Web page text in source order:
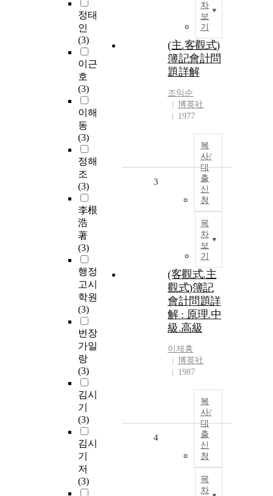
정태
인
(3)
이근
호
(3)
이해
동
(3)
정해
조
(3)
李根
浩
著
(3)
행정
고시
학원
(3)
번장
가일
랑
(3)
김시
기
(3)
김시
기
저
(3)
차
보
기
(主.客觀式)
簿記會計問
題詳解
조익순
博英社
1977
복
사/
대
출
신
청
목
차
보
기
3
(客觀式.主
觀式)簿記
會計問題詳
解 : 原理.中
級.高級
이제홍
博英社
1987
복
사/
대
출
신
청
목
차
4